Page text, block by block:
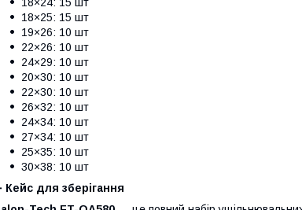
18×25: 15 шт
19×26: 10 шт
22×26: 10 шт
24×29: 10 шт
20×30: 10 шт
22×30: 10 шт
26×32: 10 шт
24×34: 10 шт
27×34: 10 шт
25×35: 10 шт
30×38: 10 шт
Кейс для зберігання